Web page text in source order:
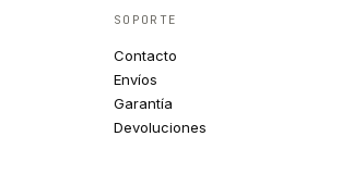
SOPORTE
Contacto
Envíos
Garantía
Devoluciones